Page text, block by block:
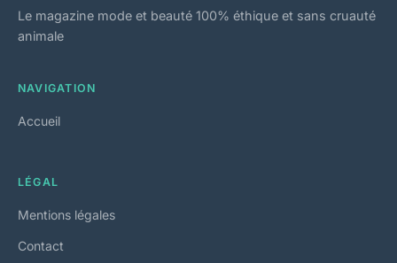
Le magazine mode et beauté 100% éthique et sans cruauté
animale
NAVIGATION
Accueil
LÉGAL
Mentions légales
Contact